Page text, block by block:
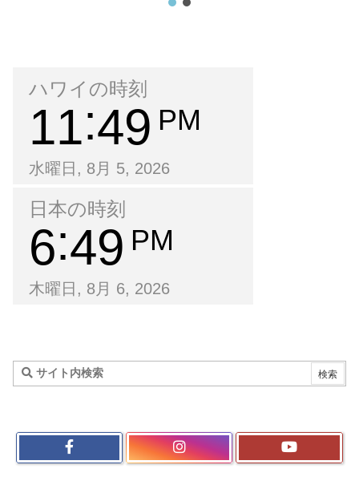
ハワイの時刻
11 49 PM
水曜日, 8月 5, 2026
日本の時刻
6 49 PM
木曜日, 8月 6, 2026